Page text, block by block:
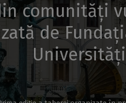
comunități
de